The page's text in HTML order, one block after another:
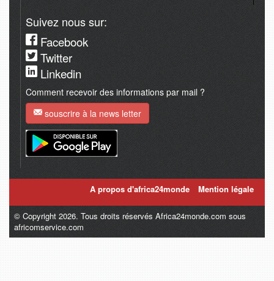
Suivez nous sur:
Facebook
Twitter
Linkedin
Comment recevoir des informations par mail ?
souscrire à la news letter
A propos d'africa24monde Mention légale
© Copyright 2026. Tous droits réservés Africa24monde.com sous
africomservice.com